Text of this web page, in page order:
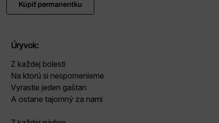
Kúpiť permanentku
Úryvok:
Z každej bolesti
Na ktorú si nespomenieme
Vyrastie jeden gaštan
A ostane tajomný za nami